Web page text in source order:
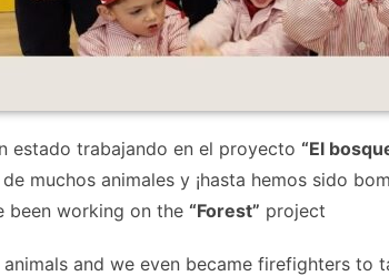
estado trabajando en el proyecto “El
muchos animales y ¡hasta hemos sido
been working on the “Forest” project
animals and we even became firefighters